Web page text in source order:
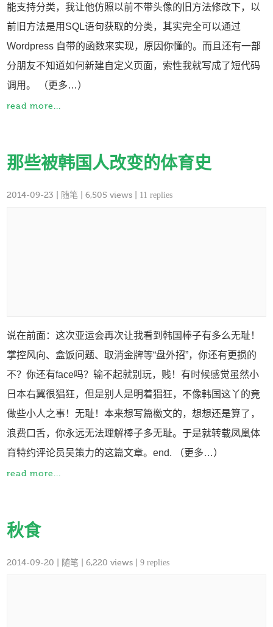
能支持分类，我让他仿照以前不带头像的旧方法修改下，以
前旧方法是用SQL语句获取的分类，其实完全可以通过
Wordpress 自带的函数来实现，原因你懂的。而且还有一部
分朋友不知道如何新建自定义页面，索性我就写成了短代码
调用。 （更多…）
read more...
那些被韩国人改变的体育史
2014-09-23 随笔 | 6,505 views | 11 replies
说在前面：这次亚运会再次让我看到韩国棒子有多么无耻！
掌控风向、盒饭问题、取消金牌等“盘外招”，你还有更损的
不？你还有face吗？输不起就别玩，贱！有时候感觉虽然小
日本右翼很猖狂，但是别人是明着猖狂，不像韩国这丫的竟
做些小人之事！无耻！本来想写篇檄文的，想想还是算了，
浪费口舌，你永远无法理解棒子多无耻。于是就转载凤凰体
育特约评论员吴策力的这篇文章。end. （更多…）
read more...
秋食
2014-09-20 随笔 | 6,220 views |9 replies